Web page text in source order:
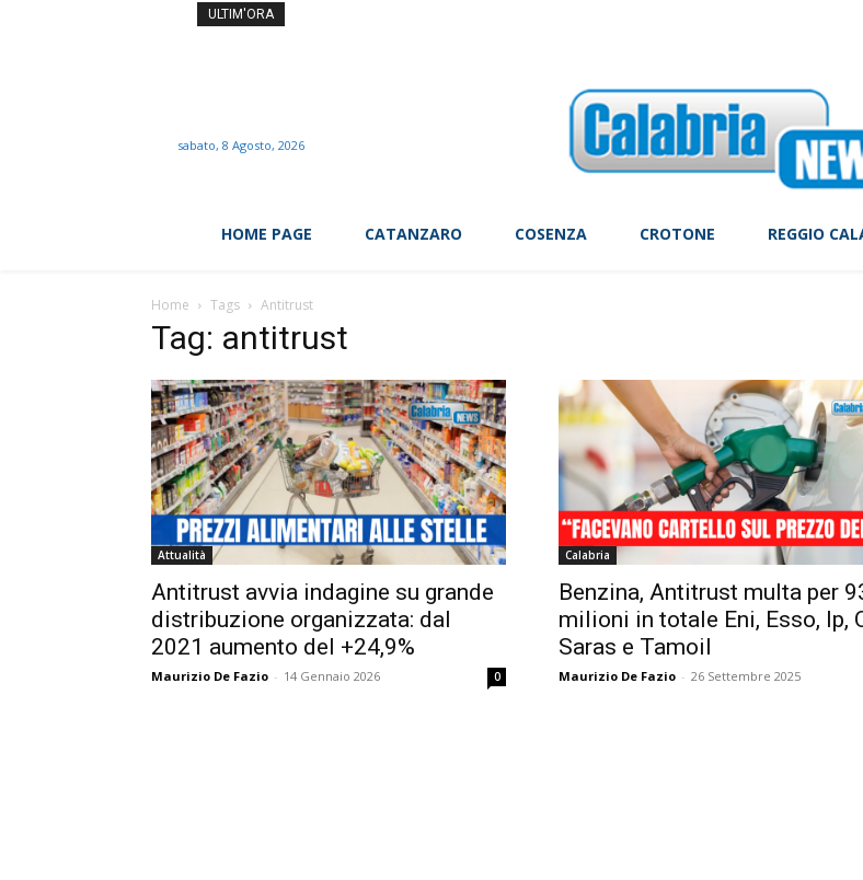
ULTIM'ORA
sabato, 8 Agosto, 2026
HOME PAGE CATANZARO COSENZA CROTONE REGGIO
Home Tags Antitrust
Tag: antitrust
Attualità
Antitrust avvia indagine su grande
distribuzione organizzata: dal
2021 aumento del +24,9%
Maurizio De Fazio - 14 Gennaio 2026 0
Calabria
Benzina, Antitrust multa per
milioni in totale Eni, Esso, Ip,
Saras e Tamoil
Maurizio De Fazio - 26 Settembre 2025